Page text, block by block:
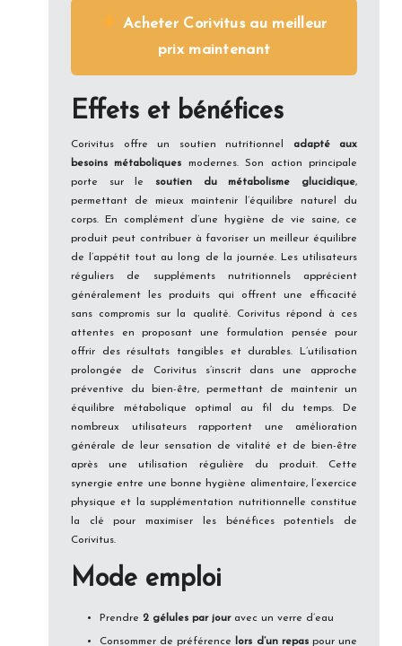
Acheter Corivitus au meilleur
prix maintenant
Effets et bénéfices
Corivitus offre un soutien nutritionnel
adapté aux
besoins métaboliques modernes. Son action principale
porte sur le soutien du métabolisme glucidique,
permettant de mieux maintenir l’équilibre naturel du
corps. En complément d’une hygiène de vie saine, ce
produit peut contribuer à favoriser un meilleur équilibre
de l’appétit tout au long de la journée. Les utilisateurs
réguliers de suppléments nutritionnels apprécient
généralement les produits qui offrent une efficacité
sans compromis sur la qualité. Corivitus répond à ces
attentes en proposant une formulation pensée pour
offrir des résultats tangibles et durables. L’utilisation
prolongée de Corivitus s’inscrit dans une approche
préventive du bien-être, permettant de maintenir un
équilibre métabolique optimal au fil du temps. De
nombreux utilisateurs rapportent une amélioration
générale de leur sensation de vitalité et de bien-être
après une utilisation régulière du produit. Cette
synergie entre une bonne hygiène alimentaire, l’exercice
physique et la supplémentation nutritionnelle constitue
la clé pour maximiser les bénéfices potentiels de
Corivitus.
Mode emploi
Prendre 2 gélules par jouravec un verre d’eau
Consommer de préférence lors d’un repaspour une